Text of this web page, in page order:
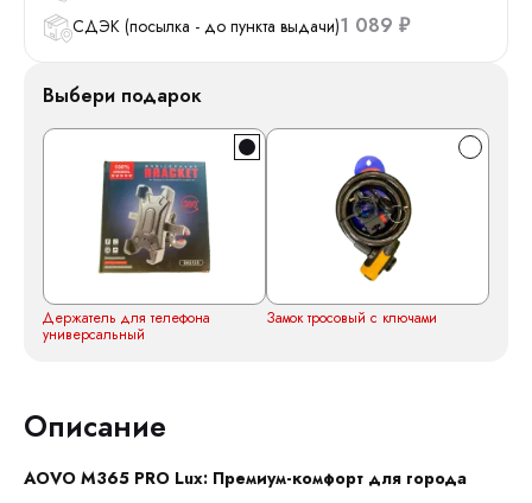
СДЭК (посылка - до пункта выдачи)1 089 ₽
Выбери подарок
Держатель для телефона
универсальный
Замок тросовый с ключами
Описание
AOVO M365 PRO Lux: Премиум-комфорт для города